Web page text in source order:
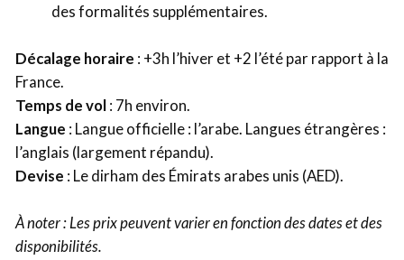
des formalités supplémentaires.
Décalage horaire : +3h l’hiver et +2 l’été par rapport à la
France.
Temps de vol: 7h environ.
Langue : Langue officielle : l’arabe. Langues étrangères :
l’anglais (largement répandu).
Devise : Le dirham des Émirats arabes unis (AED).
À noter : Les prix peuvent varier en fonction des dates et des
disponibilités.